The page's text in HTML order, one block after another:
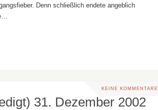
Denn schließlich endete angeblich
KEINE KOMMENTARE
31. Dezember 2002